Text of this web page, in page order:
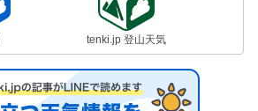
tenki.jp 登山天気